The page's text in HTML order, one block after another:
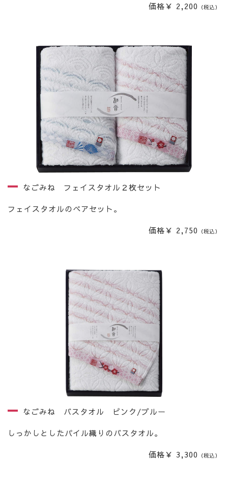
価格￥ 2,200 （税込）
なごみね フェイスタオル２枚セット
フェイスタオルのペアセット。
価格￥ 2,750 （税込）
なごみね バスタオル ピンク/ブルー
しっかしとしたパイル織りのバスタオル。
価格￥ 3,300 （税込）